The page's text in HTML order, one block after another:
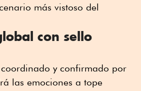
más vistoso del
con sello
y confirmado por
las emociones a tope